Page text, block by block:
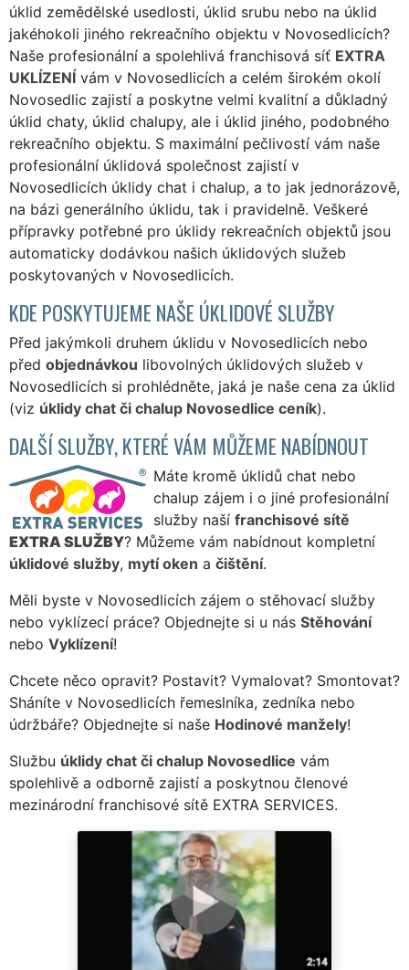
úklid zemědělské usedlosti, úklid srubu nebo na úklid
jakéhokoli jiného rekreačního objektu v Novosedlicích?
Naše profesionální a spolehlivá franchisová síť EXTRA
UKLÍZENÍ vám v Novosedlicích a celém širokém okolí
Novosedlic zajistí a poskytne velmi kvalitní a důkladný
úklid chaty, úklid chalupy, ale i úklid jiného, podobného
rekreačního objektu. S maximální pečlivostí vám naše
profesionální úklidová společnost zajistí v
Novosedlicích úklidy chat i chalup, a to jak jednorázově,
na bázi generálního úklidu, tak i pravidelně. Veškeré
přípravky potřebné pro úklidy rekreačních objektů jsou
automaticky dodávkou našich úklidových služeb
poskytovaných v Novosedlicích.
KDE POSKYTUJEME NAŠE ÚKLIDOVÉ SLUŽBY
Před jakýmkoli druhem úklidu v Novosedlicích nebo
před objednávkou libovolných úklidových služeb v
Novosedlicích si prohlédněte, jaká je naše cena za úklid
(viz úklidy chat či chalup Novosedlice ceník).
DALŠÍ SLUŽBY, KTERÉ VÁM MŮŽEME NABÍDNOUT
Máte kromě úklidů chat nebo
chalup zájem i o jiné profesionální
služby naší franchisové sítě
EXTRA SLUŽBY? Můžeme vám nabídnout kompletní
úklidové služby, mytí oken a čištění.
Měli byste v Novosedlicích zájem o stěhovací služby
nebo vyklízecí práce? Objednejte si u nás Stěhování
nebo Vyklízení!
Chcete něco opravit? Postavit? Vymalovat? Smontovat?
Sháníte v Novosedlicích řemeslníka, zedníka nebo
údržbáře? Objednejte si naše Hodinové manžely!
Službu úklidy chat či chalup Novosedlice vám
spolehlivě a odborně zajistí a poskytnou členové
mezinárodní franchisové sítě EXTRA SERVICES.